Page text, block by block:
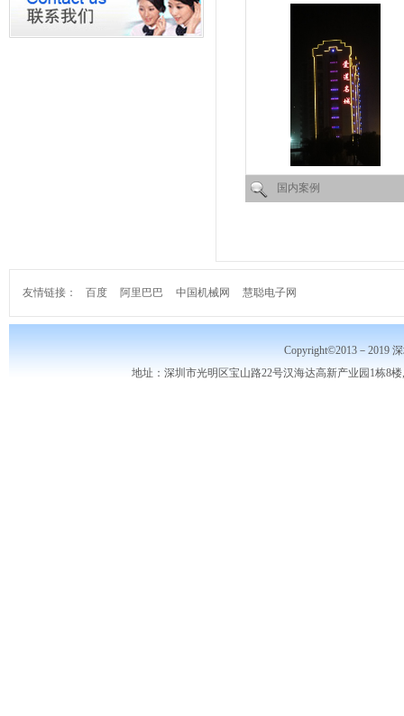
国内案例
友情链接： 百度 阿里巴巴 中国机械网 慧聪电子网
Copyright©2013－2019
地址：深圳市光明区宝山路22号汉海达高新产业园1栋8楼